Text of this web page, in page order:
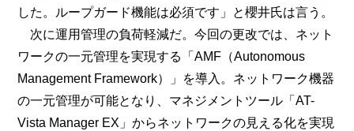
した。ループガード機能は必須です」と櫻井氏は言う。
次に運用管理の負荷軽減だ。今回の更改では、ネット
ワークの一元管理を実現する「AMF（Autonomous
Management Framework）」を導入。ネットワーク機器
の一元管理が可能となり、マネジメントツール「AT-
Vista Manager EX」からネットワークの見える化を実現